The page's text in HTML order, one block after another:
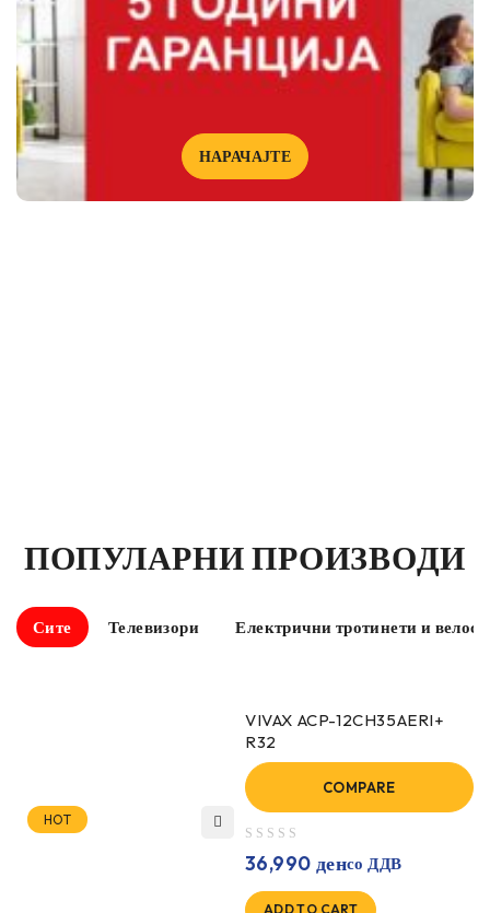
НАРАЧАЈТЕ
ПОПУЛАРНИ ПРОИЗВОДИ
Сите Телевизори Електрични тротинети и
HOT
VIVAX ACP-12CH35AERI+
R32
COMPARE
36,990 денсо ДДВ
ADD TO CART